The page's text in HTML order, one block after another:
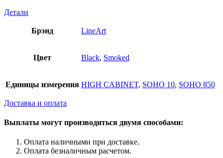
Детали
Брэнд LineArt
Цвет Black, Smoked
Единицы измерения HIGH CABINET, SOHO 10, SOHO 850
Доставка и оплата
Выплаты могут производиться двумя способами:
Оплата наличными при доставке.
Оплата безналичным расчетом.